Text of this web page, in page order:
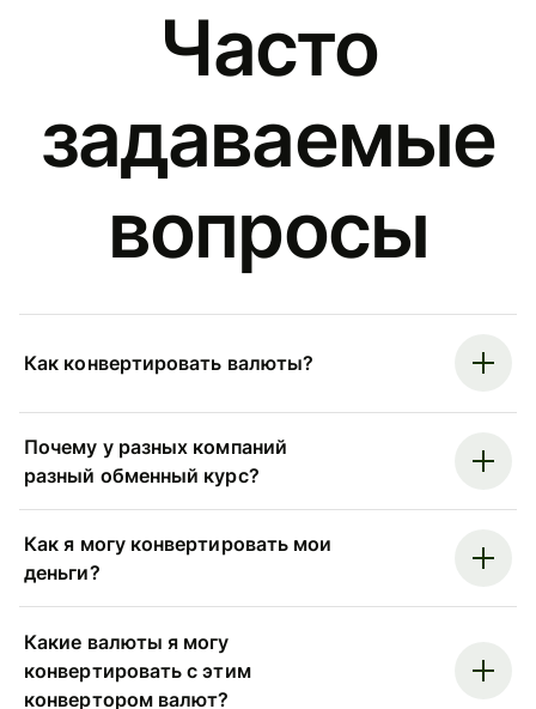
Часто
задаваемые
вопросы
Как конвертировать валюты?
Почему у разных компаний
разный обменный курс?
Как я могу конвертировать мои
деньги?
Какие валюты я могу
конвертировать с этим
конвертором валют?